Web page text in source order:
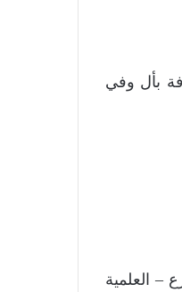
بأل وفي
– العلمية